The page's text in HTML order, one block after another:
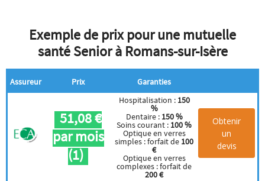
Exemple de prix pour une mutuelle
santé Senior à Romans-sur-Isère
Assureur Prix Garanties
51,08 €
par mois
(1)
Hospitalisation : 150
%
Dentaire : 150 %
Soins courant : 100 %
Optique en verres
simples : forfait de 100
€
Optique en verres
complexes : forfait de
200 €
Obtenir
un
devis